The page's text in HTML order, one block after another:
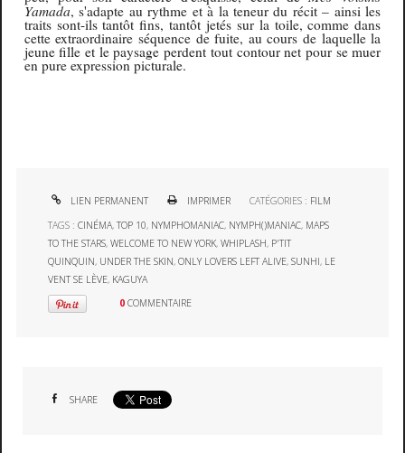
Yamada, s'adapte au rythme et à la teneur du récit – ainsi les
traits sont-ils tantôt fins, tantôt jetés sur la toile, comme dans
cette extraordinaire séquence de fuite, au cours de laquelle la
jeune fille et le paysage perdent tout contour net pour se muer
en pure expression picturale.
LIEN PERMANENT IMPRIMER CATÉGORIES : FILM
TAGS :CINÉMA,TOP 10, NYMPHOMANIAC, NYMPH()MANIAC, MAPS
TO THE STARS,WELCOME TO NEW YORK,WHIPLASH, P'TIT
QUINQUIN, UNDER THE SKIN,ONLY LOVERS LEFT ALIVE,SUNHI, LE
VENT SE LÈVE, KAGUYA
0 COMMENTAIRE
SHARE